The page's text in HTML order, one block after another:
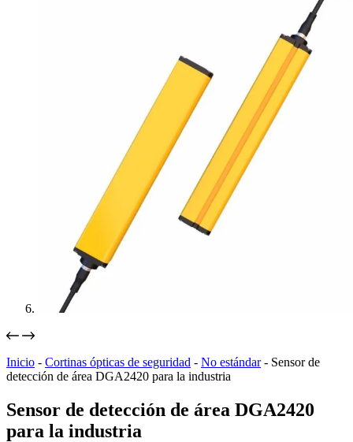
Inicio - Cortinas ópticas de seguridad - No estándar- Sensor de
detección de área DGA2420 para la industria
Sensor de detección de área DGA2420
para la industria